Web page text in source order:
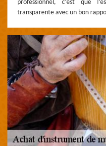
professionnel, c’est que
transparente avec un bon